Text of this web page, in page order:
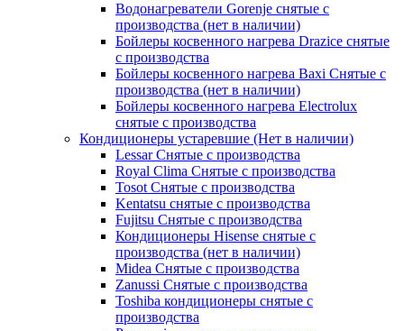
Водонагреватели Gorenje снятые с
производства (нет в наличии)
Бойлеры косвенного нагрева Drazice снятые
с производства
Бойлеры косвенного нагрева Baxi Снятые с
производства (нет в наличии)
Бойлеры косвенного нагрева Electrolux
снятые с производства
Кондиционеры устаревшие (Нет в наличии)
Lessar Снятые с производства
Royal Clima Снятые с производства
Tosot Снятые с производства
Kentatsu снятые с производства
Fujitsu Снятые с производства
Кондиционеры Hisense снятые с
производства (нет в наличии)
Midea Снятые с производства
Zanussi Снятые с производства
Toshiba кондиционеры снятые с
производства